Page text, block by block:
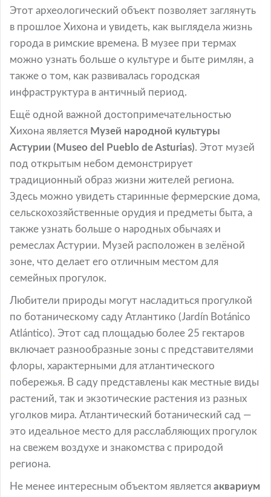
Этот археологический объект позволяет заглянуть
в прошлое Хихона и увидеть, как выглядела жизнь
города в римские времена. В музее при термах
можно узнать больше о культуре и быте римлян, а
также о том, как развивалась городская
инфраструктура в античный период.
Ещё одной важной достопримечательностью
Хихона является Музей народной культуры
Астурии (Museo del Pueblo de Asturias). Этот музей
под открытым небом демонстрирует
традиционный образ жизни жителей региона.
Здесь можно увидеть старинные фермерские дома,
сельскохозяйственные орудия и предметы быта, а
также узнать больше о народных обычаях и
ремеслах Астурии. Музей расположен в зелёной
зоне, что делает его отличным местом для
семейных прогулок.
Любители природы могут насладиться прогулкой
по ботаническому саду Атлантико (Jardín Botánico
Atlántico). Этот сад площадью более 25 гектаров
включает разнообразные зоны с представителями
флоры, характерными для атлантического
побережья. В саду представлены как местные виды
растений, так и экзотические растения из разных
уголков мира. Атлантический ботанический сад —
это идеальное место для расслабляющих прогулок
на свежем воздухе и знакомства с природой
региона.
Не менее интересным объектом является аквариум